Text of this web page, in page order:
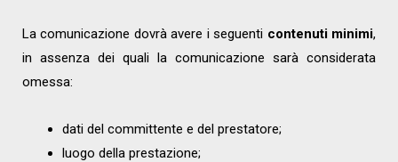
La comunicazione dovrà avere i seguenti contenuti minimi,
in assenza dei quali la comunicazione sarà considerata
omessa:
dati del committente e del prestatore;
luogo della prestazione;